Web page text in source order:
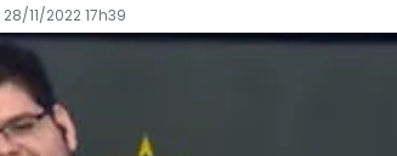
28/11/2022 17h39